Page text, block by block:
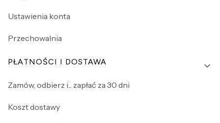
Ustawienia konta
Przechowalnia
PŁATNOŚCI I DOSTAWA
Zamów, odbierz i... zapłać za 30 dni
Koszt dostawy